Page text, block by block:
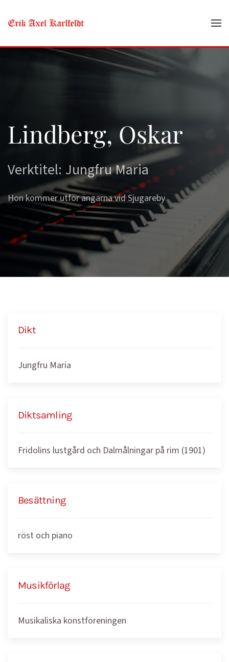
Skip to main content
Lindberg, Oskar
Verktitel: Jungfru Maria
Hon kommer utför ängarna vid Sjugareby
Dikt
Jungfru Maria
Diktsamling
Fridolins lustgård och Dalmålningar på rim (1901)
Besättning
röst och piano
Musikförlag
Musikaliska konstföreningen